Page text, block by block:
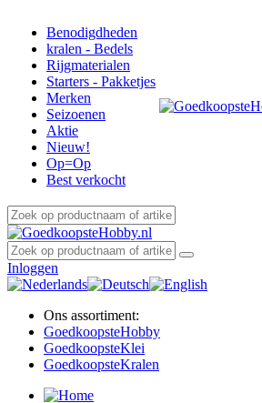
Benodigdheden
kralen - Bedels
Rijgmaterialen
Starters - Pakketjes
Merken
Seizoenen
Aktie
Nieuw!
Op=Op
Best verkocht
Inloggen
Ons assortiment:
GoedkoopsteHobby
GoedkoopsteKlei
GoedkoopsteKralen